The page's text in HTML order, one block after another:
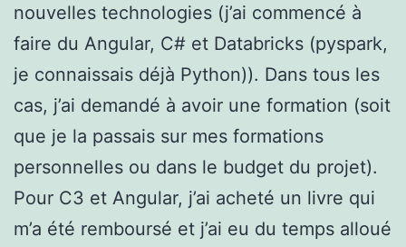
nouvelles technologies (j’ai commencé à
faire du Angular, C# et Databricks (pyspark,
je connaissais déjà Python)). Dans tous les
cas, j’ai demandé à avoir une formation (soit
que je la passais sur mes formations
personnelles ou dans le budget du projet).
Pour C3 et Angular, j’ai acheté un livre qui
m’a été remboursé et j’ai eu du temps alloué